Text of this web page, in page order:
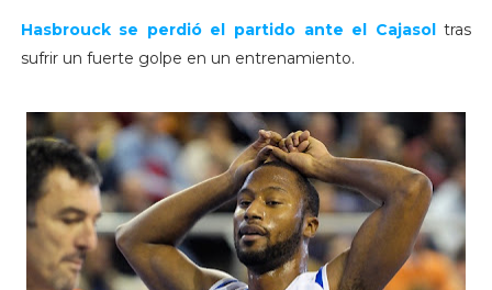
Hasbrouckse perdió el partido ante el Cajasoltras
sufrir un fuerte golpe en un entrenamiento.